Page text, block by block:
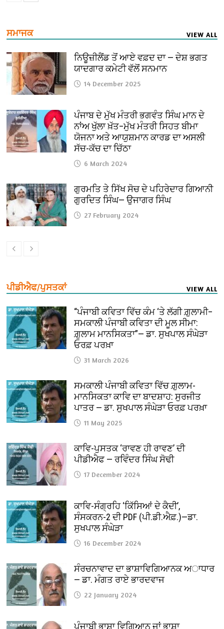
ਸਮਾਜਕ VIEW ALL
ਨਿਊਜ਼ੀਲੈਂਡ ਤੋਂ ਆਏ ਵਫ਼ਦ ਦਾ — ਦੇਸ਼ ਭਗਤ
ਯਾਦਗਾਰ ਕਮੇਟੀ ਵੱਲੋਂ ਸਨਮਾਨ
14 December 2025
ਪੰਜਾਬ ਦੇ ਮੁੱਖ ਮੰਤਰੀ ਭਗਵੰਤ ਸਿੰਘ ਮਾਨ ਦੇ
ਨਾਂਅ ਖੁੱਲਾ ਖ਼ੱਤ–ਮੁੱਖ ਮੰਤਰੀ ਸਿਹਤ ਬੀਮਾ
ਯੋਜਨਾ ਅਤੇ ਆਯੁਸ਼ਮਾਨ ਕਾਰਡ ਦਾ ਅਸਲੀ
ਸੱਚ-ਕੱਚ ਦਾ ਚਿੱਠਾ
6 March 2024
ਗੁਰਮਤਿ ਤੇ ਸਿੱਖ ਸੋਚ ਦੇ ਪਹਿਰੇਦਾਰ ਗਿਆਨੀ
ਗੁਰਦਿਤ ਸਿੰਘ— ਉਜਾਗਰ ਸਿੰਘ
27 February 2024
ਪੀਡੀਐਫ/ਪੁਸਤਕਾਂ VIEW ALL
“ਪੰਜਾਬੀ ਕਵਿਤਾ ਵਿੱਚ ਕੰਮ ‘ਤੇ ਲੱਗੀ ਗ਼ੁਲਾਮੀ–
ਸਮਕਾਲੀ ਪੰਜਾਬੀ ਕਵਿਤਾ ਦੀ ਮੂਲ ਸੀਮਾ:
ਗ਼ੁਲਾਮ ਮਾਨਸਿਕਤਾ”— ਡਾ. ਸੁਖਪਾਲ ਸੰਘੇੜਾ
ਓਰਫ਼ ਪਰਖ਼ਾ
31 March 2026
ਸਮਕਾਲੀ ਪੰਜਾਬੀ ਕਵਿਤਾ ਵਿੱਚ ਗ਼ੁਲਾਮ-
ਮਾਨਸਿਕਤਾ ਕਾਵਿ ਦਾ ਬਾਦਸ਼ਾਹ: ਸੁਰਜੀਤ
ਪਾਤਰ — ਡਾ. ਸੁਖਪਾਲ ਸੰਘੇੜਾ ਓਰਫ਼ ਪਰਖ਼ਾ
11 May 2025
ਕਾਵਿ-ਪੁਸਤਕ ‘ਰਾਵਣ ਹੀ ਰਾਵਣ’ ਦੀ
ਪੀਡੀਐਫ — ਰਵਿੰਦਰ ਸਿੰਘ ਸੋਢੀ
17 December 2024
ਕਾਵਿ-ਸੰਗ੍ਰਹਿ ‘ਕਿੱਸਿਆਂ ਦੇ ਕੈਦੀ’,
ਸੰਸਕਰਨ-2 ਦੀ PDF (ਪੀ.ਡੀ.ਐਫ਼.)—ਡਾ.
ਸੁਖਪਾਲ ਸੰਘੇੜਾ
16 December 2024
ਸੰਰਚਨਾਵਾਦ ਦਾ ਭਾਸ਼ਾਵਿਗਿਆਨਕ ਅਾਧਾਰ
— ਡਾ. ਮੰਗਤ ਰਾਏ ਭਾਰਦਵਾਜ
22 January 2024
ਪੰਜਾਬੀ ਭਾਸ਼ਾ ਵਿਗਿਆਨ ਜਾਂ ਭਾਸ਼ਾ